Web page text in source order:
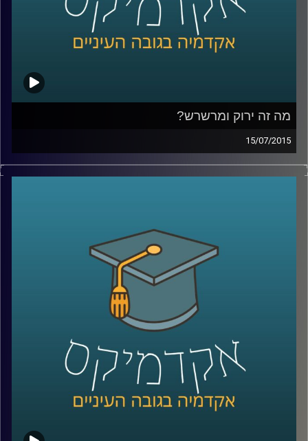
קרדיט תמונות:AudioVersity
מה זה ירוק ומרשרש?
15/07/2015
אנחנו מתקשים לעכל שרווח כלכלי יכול
השקעות אחראיות. שקיפות היא ערך עליון
בסיפור, והכלים להטמעתה הם רגולציה וחינוך.
מה יכולים תאגידים וחברות לעשות בנדון, ומה
יכול כל אדם בעל קרן פנסיה לעשות כדי
להעלות את המודעות ואת מעמדן של
ההשקעות החברתיות?
קרדיט תמונות:AudioVersity